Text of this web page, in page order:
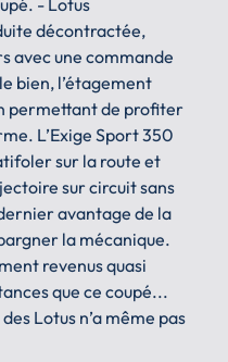
décontractée,
avec une commande
bien, l’étagement
permettant de profiter
L’Exige Sport 350
sur la route et
sur circuit sans
avantage de la
la mécanique.
revenus quasi
que ce coupé...
Lotus n’a même pas